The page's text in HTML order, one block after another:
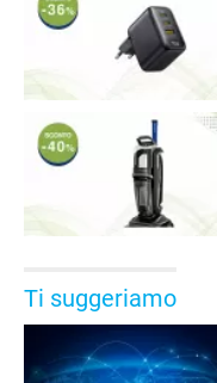
Ti suggeriamo